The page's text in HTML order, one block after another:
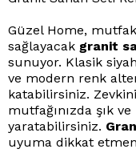
Güzel Home,
sağlayacak granit
sunuyor. Klasik
ve modern renk
katabilirsiniz.
mutfağınızda şık
yaratabilirsiniz.
uyuma dikkat